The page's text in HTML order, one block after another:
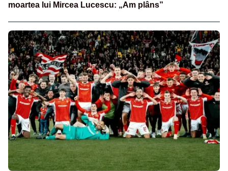
moartea lui Mircea Lucescu: „Am plâns”